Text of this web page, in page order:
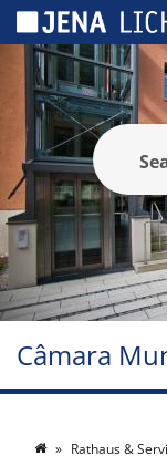
Câmara
Rathaus &
Cookies